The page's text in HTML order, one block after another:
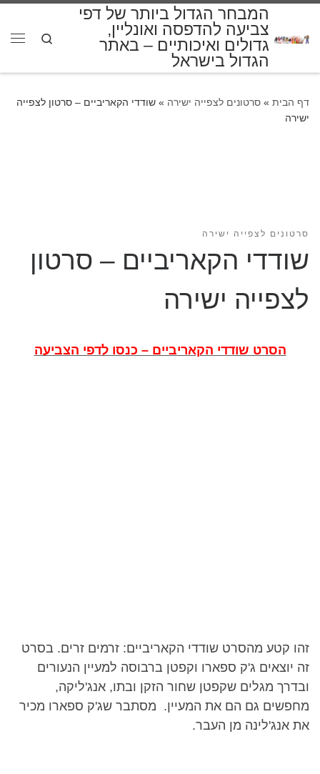
המבחר הגדול ביותר של דפי
צביעה להדפסה ואונליין,
גדולים ואיכותיים – באתר
הגדול בישראל
Search
דף הבית » סרטונים לצפייה ישירה » שודדי הקאריביים – סרטון לצפייה
ישירה
סרטונים לצפייה ישירה
שודדי הקאריביים – סרטון
לצפייה ישירה
הסרט שודדי הקאריביים – כנסו לדפי הצביעה
זהו קטע מהסרט שודדי הקאריביים: זרמים זרים. בסרט
זה יוצאים ג'ק ספארו וקפטן ברבוסה למעיין הנעורים
ובדרך מגלים שקפטן שחור הזקן ובתו, אנג'ליקה,
מחפשים גם הם את המעיין. מסתבר שג'ק ספארו מכיר
את אנג'לינה מן העבר.